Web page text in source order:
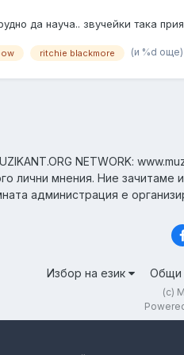
да науча.. звучейки така
ritchie blackmore (и %d още)
NETWORK:
лични мнения. Ние
администрация е
Избор на език Общи
(c)